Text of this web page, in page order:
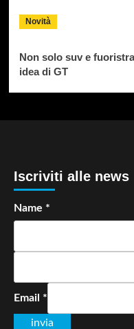
Novità
Non solo suv e
idea di GT
Iscriviti alle news
Name *
Email *
invia